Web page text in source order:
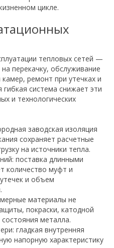
цикле.
тепловых сетей —
перекачку, обслуживание
ремонт при утечках и
система снижает эти
и технологических
заводская изоляция
сохраняет расчетные
на источники тепла.
поставка длинными
количество муфт и
и объем
материалы не
покраски, катодной
металла.
гладкая внутренняя
напорную характеристику